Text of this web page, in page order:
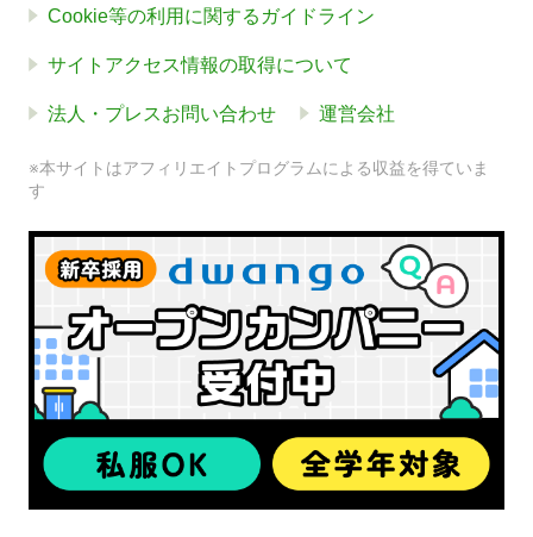
Cookie等の利用に関するガイドライン
サイトアクセス情報の取得について
法人・プレスお問い合わせ 運営会社
※本サイトはアフィリエイトプログラムによる収益を得ていま
す